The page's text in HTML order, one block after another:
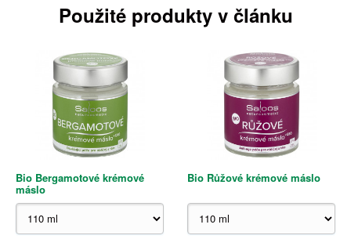
Použité produkty v článku
Bio Bergamotové krémové
máslo
Bio Růžové krémové máslo